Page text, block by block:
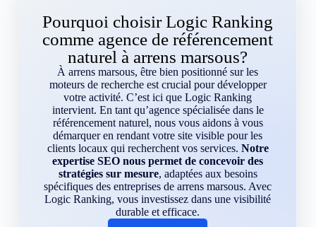
Pourquoi choisir Logic Ranking
comme agence de référencement
naturel à arrens marsous?
À arrens marsous, être bien positionné sur les
moteurs de recherche est crucial pour développer
votre activité. C’est ici que Logic Ranking
intervient. En tant qu’agence spécialisée dans le
référencement naturel, nous vous aidons à vous
démarquer en rendant votre site visible pour les
clients locaux qui recherchent vos services. Notre
expertise SEO nous permet de concevoir des
stratégies sur mesure, adaptées aux besoins
spécifiques des entreprises de arrens marsous. Avec
Logic Ranking, vous investissez dans une visibilité
durable et efficace.